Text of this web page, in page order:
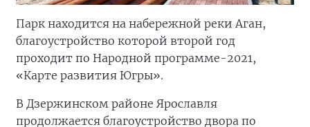
Парк находится на набережной реки Аган,
благоустройство которой второй год
проходит по Народной программе-2021,
«Карте развития Югры».
В Дзержинском районе Ярославля
продолжается благоустройство двора по